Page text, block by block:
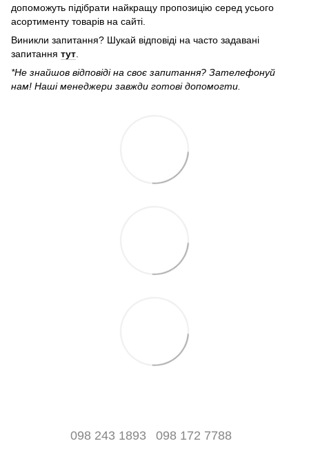
допоможуть підібрати найкращу пропозицію серед усього
асортименту товарів на сайті.
Виникли запитання? Шукай відповіді на часто задавані
запитання тут.
*Не знайшов відповіді на своє запитання? Зателефонуй
нам! Наші менеджери завжди готові допомогти.
098 243 1893 098 172 7788